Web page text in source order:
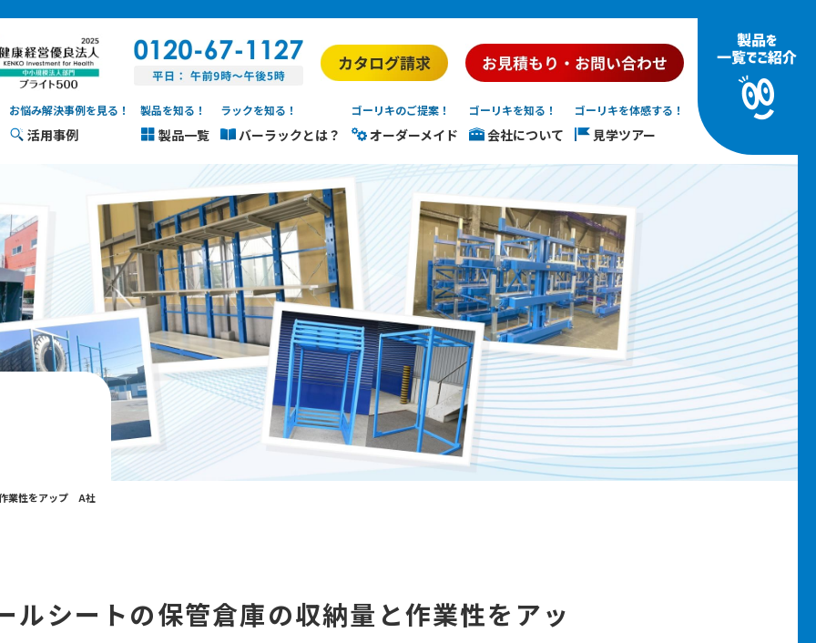
お悩み解決事例を見る！
活用事例
製品を知る！
製品一覧
ラックを知る！
バーラックとは？
ゴーリキのご提案！
オーダーメイド
ゴーリキを知る！
会社について
ゴーリキを体感する！
見学ツアー
作業性をアップ A社
ルシートの保管倉庫の収納量と作業性をアッ